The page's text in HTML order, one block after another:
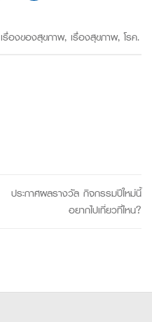
เรื่องของสุขภาพ, เรื่องสุขภาพ,โรค.
ประกาศผลรางวัล กิจกรรมปีใหม่นี้
อยากไปเที่ยวที่ไหน?